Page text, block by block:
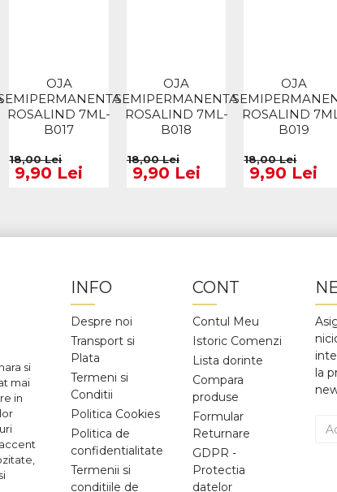
OJA
ROSALIND 7ML-
B017
9,90 Lei
18,00 Lei
OJA
SEMIPERMANENTA
ROSALIND 7ML-
B018
9,90 Lei
18,00 Lei
OJA
ROSALIND
B019
9,90 Lei
18,00 Lei
si
mai
in
INFO
Despre noi
Transport si
Plata
Termeni si
Conditii
Politica Cookies
Politica de
confidentialitate
Termenii si
conditiile de
CONT
Contul Meu
Istoric Comenzi
Lista dorinte
Compara
produse
Formular
Returnare
GDPR -
Protectia
datelor
la